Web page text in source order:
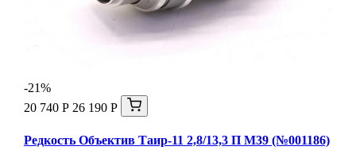
-21%
20 740 Р 26 190 Р
Редкость Объектив Таир-11 2,8/13,3 П М39 (№001186)